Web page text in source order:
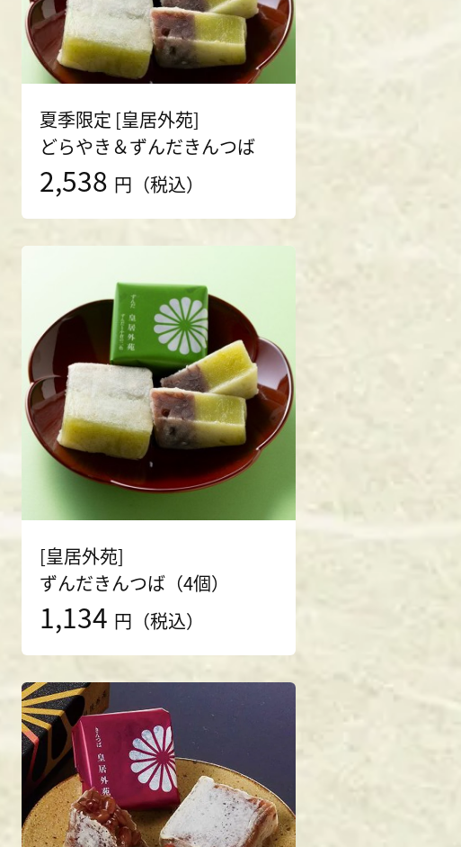
夏季限定 [皇居外苑]
どらやき＆ずんだきんつば
2,538 円（税込）
[皇居外苑]
ずんだきんつば（4個）
1,134 円（税込）